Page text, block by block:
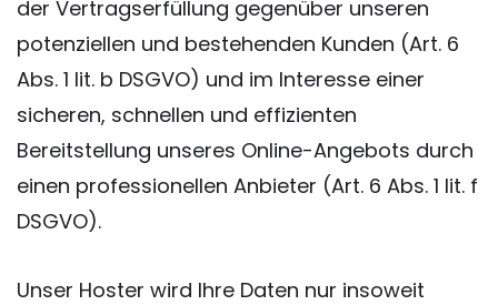
der Vertragserfüllung gegenüber unseren
potenziellen und bestehenden Kunden (Art. 6
Abs. 1 lit. b DSGVO) und im Interesse einer
sicheren, schnellen und effizienten
Bereitstellung unseres Online-Angebots durch
einen professionellen Anbieter (Art. 6 Abs. 1 lit. f
DSGVO).
Unser Hoster wird Ihre Daten nur insoweit